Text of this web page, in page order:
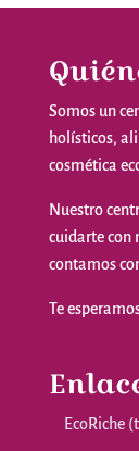
Somosun
holísticos,
cosmética
Nuestro
cuidartecon
contamos
Te
EcoRiche